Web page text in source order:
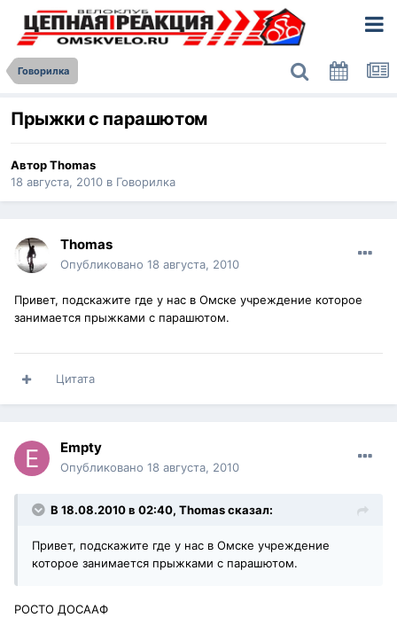
Говорилка
Прыжки с парашютом
АвторThomas
18 августа, 2010 в Говорилка
Thomas
Опубликовано 18 августа, 2010
Привет, подскажите где у нас в Омске учреждение которое
занимается прыжками с парашютом.
Цитата
Empty
Опубликовано 18 августа, 2010
В 18.08.2010 в 02:40, Thomas сказал:
Привет, подскажите где у нас в Омске учреждение
которое занимается прыжками с парашютом.
РОСТО ДОСААФ